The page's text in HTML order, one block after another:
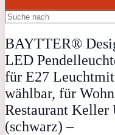
BAYTTER®
LED
für E27
wählbar, für
Restaurant Keller
(schwarz) –